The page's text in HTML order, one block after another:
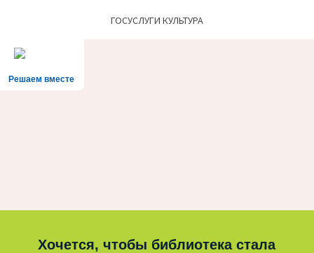
ГОСУСЛУГИ КУЛЬТУРА
Решаем вместе
Хочется, чтобы библиотека стала